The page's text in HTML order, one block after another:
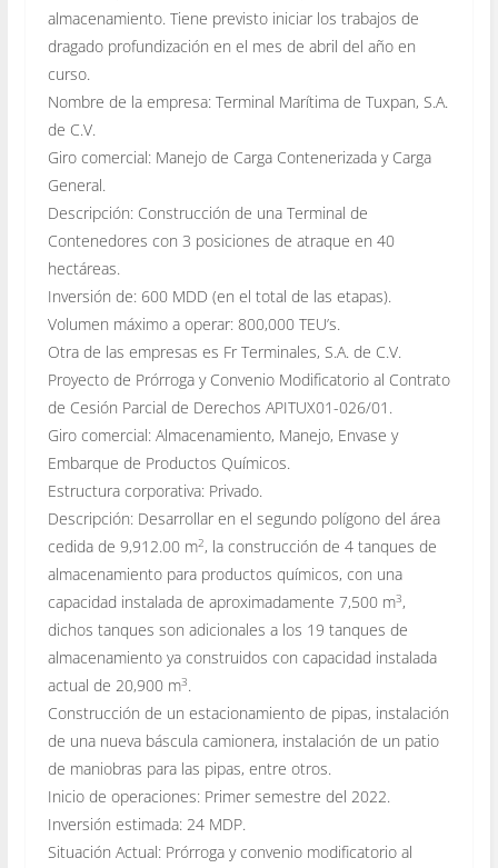
almacenamiento. Tiene previsto iniciar los trabajos de
dragado profundización en el mes de abril del año en
curso.
Nombre de la empresa: Terminal Marítima de Tuxpan, S.A.
de C.V.
Giro comercial: Manejo de Carga Contenerizada y Carga
General.
Descripción: Construcción de una Terminal de
Contenedores con 3 posiciones de atraque en 40
hectáreas.
Inversión de: 600 MDD (en el total de las etapas).
Volumen máximo a operar: 800,000 TEU’s.
Otra de las empresas es Fr Terminales, S.A. de C.V.
Proyecto de Prórroga y Convenio Modificatorio al Contrato
de Cesión Parcial de Derechos APITUX01-026/01.
Giro comercial: Almacenamiento, Manejo, Envase y
Embarque de Productos Químicos.
Estructura corporativa: Privado.
Descripción: Desarrollar en el segundo polígono del área
cedida de 9,912.00 m2, laconstrucción de 4 tanques de
almacenamiento para productos químicos, con una
capacidad instalada de aproximadamente 7,500 m3,
dichos tanques son adicionales a los 19 tanques de
almacenamiento ya construidos con capacidad instalada
actual de 20,900 m3.
Construcción de un estacionamiento de pipas, instalación
de una nueva báscula camionera, instalación de un patio
de maniobras para las pipas, entre otros.
Inicio de operaciones: Primer semestre del 2022.
Inversión estimada: 24 MDP.
Situación Actual: Prórroga y convenio modificatorio al